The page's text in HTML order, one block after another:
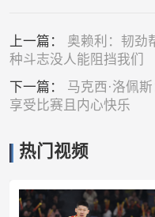
上一篇： 奥赖利：韧劲
种斗志没人能阻挡我们
下一篇： 马克西·洛佩
享受比赛且内心快乐
热门视频